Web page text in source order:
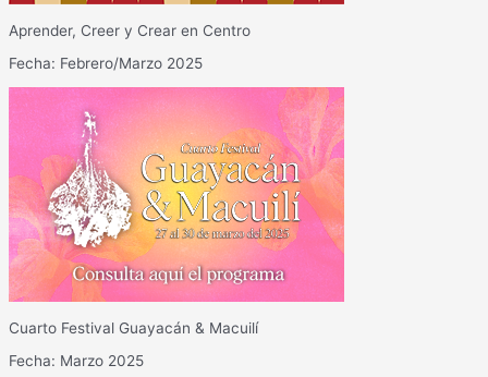
Aprender, Creer y Crear en Centro
Fecha: Febrero/Marzo 2025
Cuarto Festival Guayacán & Macuilí
Fecha: Marzo 2025